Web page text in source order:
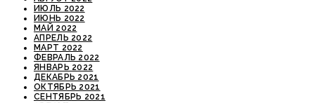
ИЮЛЬ 2022
ИЮНЬ 2022
МАЙ 2022
АПРЕЛЬ 2022
МАРТ 2022
ФЕВРАЛЬ 2022
ЯНВАРЬ 2022
ДЕКАБРЬ 2021
ОКТЯБРЬ 2021
СЕНТЯБРЬ 2021